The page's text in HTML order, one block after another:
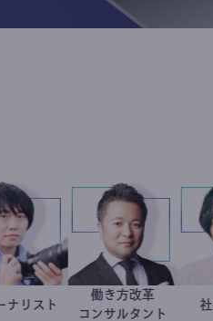
志葉玲
ジャーナリスト 新田龍
働き方改革
コンサルタント